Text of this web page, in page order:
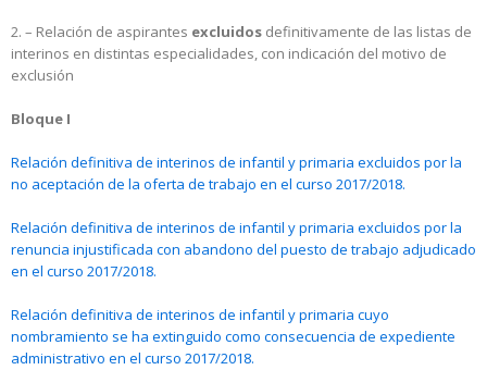
2. – Relación de aspirantes excluidos definitivamente de las listas de
interinos en distintas especialidades, con indicación del motivo de
exclusión
Bloque I
Relación definitiva de interinos de infantil y primaria excluidos por la
no aceptación de la oferta de trabajo en el curso 2017/2018.
Relación definitiva de interinos de infantil y primaria excluidos por la
renuncia injustificada con abandono del puesto de trabajo adjudicado
en el curso 2017/2018.
Relación definitiva de interinos de infantil y primaria cuyo
nombramiento se ha extinguido como consecuencia de expediente
administrativo en el curso 2017/2018.